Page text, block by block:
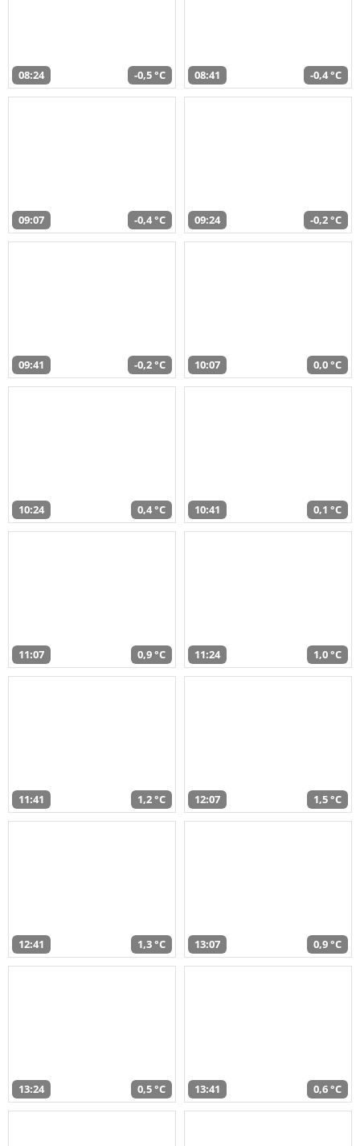
08:24 -0,5 °C 08:41 -0,4 °C
09:07 -0,4 °C 09:24 -0,2 °C
09:41 -0,2 °C 10:07 0,0 °C
10:24 0,4 °C 10:41 0,1 °C
11:07 0,9 °C 11:24 1,0 °C
11:41 1,2 °C 12:07 1,5 °C
12:41 1,3 °C 13:07 0,9 °C
13:24 0,5 °C 13:41 0,6 °C